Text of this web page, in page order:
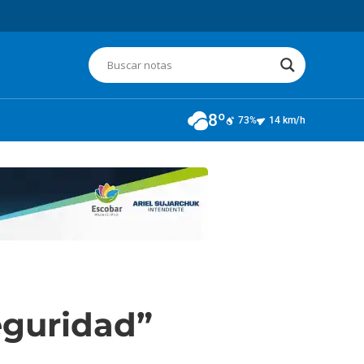
8º 73% 14 km/h